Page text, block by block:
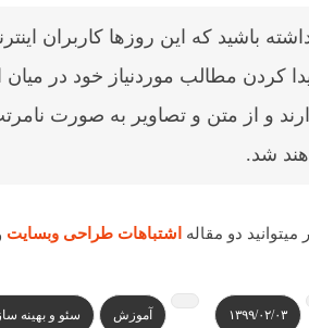
باشید که این روزها کاربران
کردن مطالب موردنیاز خود در
و از متن و تصاویر به صورت
شد.
دو مقاله اشتباهات طراحی وبسایت
۱۳۹۹/۰۲/۰۳ آموزش سئو و بهینه